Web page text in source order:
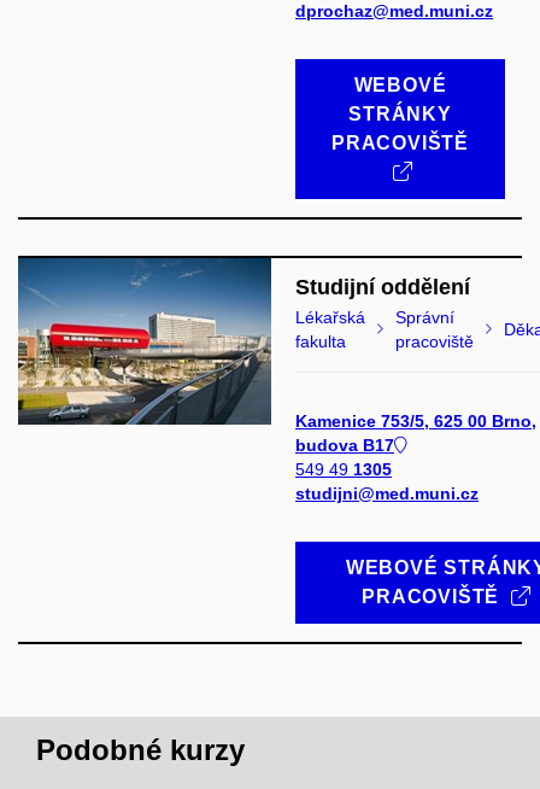
dprochaz@med.muni.cz
WEBOVÉ
STRÁNKY
PRACOVIŠTĚ
Studijní oddělení
Lékařská
fakulta
Správní
pracoviště
Kamenice 753/5, 625 00 Brno,
budova B17
549 49 1305
studijni@med.muni.cz
WEBOVÉ
PRACOVIŠTĚ
Podobné kurzy